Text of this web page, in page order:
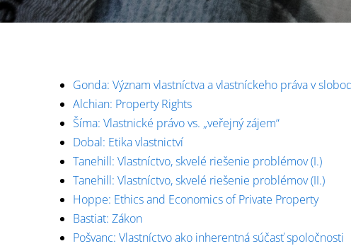
Gonda: Význam vlastníctva a vlastníckeho práva v
Alchian: Property Rights
Šíma: Vlastnické právo vs. „veřejný zájem“
Dobal: Etika vlastnictví
Tanehill: Vlastníctvo, skvelé riešenie problémov (I.)
Tanehill: Vlastníctvo, skvelé riešenie problémov (II.)
Hoppe: Ethics and Economics of Private Property
Bastiat: Zákon
Pošvanc: Vlastníctvo ako inherentná súčasť spoločnosti